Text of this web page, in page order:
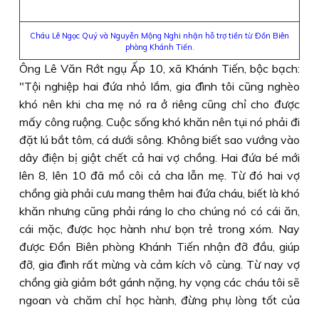
Cháu Lê Ngọc Quý và Nguyễn Mộng Nghi nhận hỗ trợ tiền từ Ðồn Biên
phòng Khánh Tiến.
Ông Lê Văn Rớt ngụ Ấp 10, xã Khánh Tiến, bộc bạch:
"Tội nghiệp hai đứa nhỏ lắm, gia đình tôi cũng nghèo
khó nên khi cha mẹ nó ra ở riêng cũng chỉ cho được
mấy công ruộng. Cuộc sống khó khăn nên tụi nó phải đi
đặt lú bắt tôm, cá dưới sông. Không biết sao vướng vào
dây điện bị giật chết cả hai vợ chồng. Hai đứa bé mới
lên 8, lên 10 đã mồ côi cả cha lẫn mẹ. Từ đó hai vợ
chồng già phải cưu mang thêm hai đứa cháu, biết là khó
khăn nhưng cũng phải ráng lo cho chúng nó có cái ăn,
cái mặc, được học hành như bọn trẻ trong xóm. Nay
được Ðồn Biên phòng Khánh Tiến nhận đỡ đầu, giúp
đỡ, gia đình rất mừng và cảm kích vô cùng. Từ nay vợ
chồng già giảm bớt gánh nặng, hy vọng các cháu tôi sẽ
ngoan và chăm chỉ học hành, đừng phụ lòng tốt của